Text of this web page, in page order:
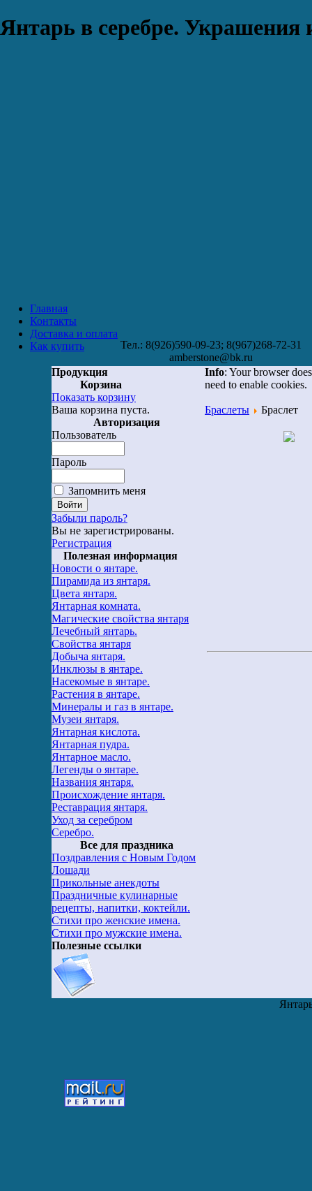
Янтарь в серебре. Украшения
Главная
Контакты
Доставка и оплата
Как купить
Тел.: 8(926)590-09-23; 8(967)268-72-31
amberstone@bk.ru
Продукция
Корзина
Показать корзину
Ваша корзина пуста.
Авторизация
Пользователь
Пароль
Запомнить меня
Забыли пароль?
Вы не зарегистрированы.
Регистрация
Полезная информация
Новости о янтаре.
Пирамида из янтаря.
Цвета янтаря.
Янтарная комната.
Магические свойства янтаря
Лечебный янтарь.
Свойства янтаря
Добыча янтаря.
Инклюзы в янтаре.
Насекомые в янтаре.
Растения в янтаре.
Минералы и газ в янтаре.
Музеи янтаря.
Янтарная кислота.
Янтарная пудра.
Янтарное масло.
Легенды о янтаре.
Названия янтаря.
Происхождение янтаря.
Реставрация янтаря.
Уход за серебром
Серебро.
Все для праздника
Поздравления с Новым Годом
Лошади
Прикольные анекдоты
Праздничные кулинарные
рецепты, напитки, коктейли.
Стихи про женские имена.
Стихи про мужские имена.
Полезные ссылки
Info: Your browser
need to enable cookies.
Браслеты Браслет